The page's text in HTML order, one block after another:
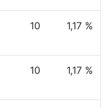
10 1,17 %
10 1,17 %